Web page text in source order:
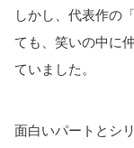
しかし、代表作の
ても、笑いの中に
ていました。
面白いパートとシ